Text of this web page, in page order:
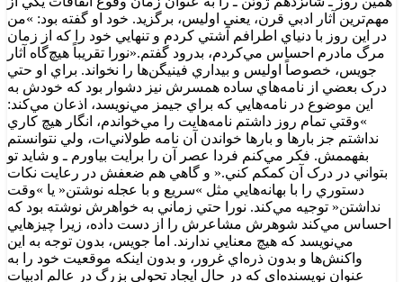
مهم‌ترين آثار ادبي قرن، يعني اوليس، برگزيد. خود او گفته بود: »من
در اين روز با دنياي اطرافم آشتي کردم و تنهايي خود را که از زمان
مرگ مادرم احساس مي‌کردم، بدرود گفتم.«نورا تقريباً هيچ‌گاه آثار
جويس، خصوصاً اوليس و بيداري فينيگن‌ها را نخواند. براي او حتي
درک بعضي از نامه‌هاي ساده همسرش نيز دشوار بود که خودش به
اين موضوع در نامه‌هايي که براي جيمز مي‌نويسد، اذعان مي‌کند:
»وقتي تمام روز داشتم نامه‌هايت را مي‌خواندم، انگار هيچ کاري
نداشتم جز بارها و بارها خواندن آن نامه طولاني‌ات، ولي نتوانستم
بفهممش. فکر مي‌کنم فردا عصر آن را برايت بياورم ـ و شايد تو
بتواني در درک آن کمکم کني.« و گاهي هم ضعفش در رعايت نکات
دستوري را با بهانه‌هايي مثل »سريع و با عجله نوشتن« يا »وقت
نداشتن« توجيه مي‌کند. نورا حتي زماني به خواهرش نوشته بود که
احساس مي‌کند شوهرش مشاعرش را از دست داده، زيرا چيزهايي
مي‌نويسد که هيچ معنايي ندارند. اما جويس، بدون توجه به اين
واکنش‌ها و بدون ذره‌اي غرور، و بدون اينکه موقعيت خود را به
عنوان نويسنده‌اي که در حال ايجاد تحولي بزرگ در عالم ادبيات